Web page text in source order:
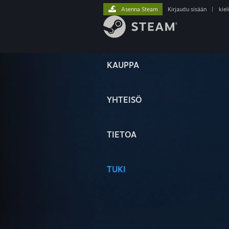
KAUPPA
YHTEISÖ
TIETOA
TUKI
Asenna Steam Kirjaudu sisään kieli